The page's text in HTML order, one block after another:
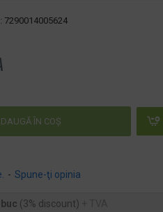
7290014005624
- Spune-ţi opinia
ÎN COŞ
(3% discount)